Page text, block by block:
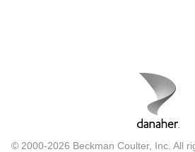
© 2000-2026 Beckman Coulter, Inc. All